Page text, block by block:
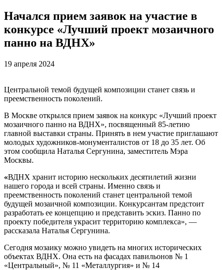
Начался прием заявок на участие в
конкурсе «Лучший проект мозаичного
панно на ВДНХ»
19 апреля 2024
Центральной темой будущей композиции станет связь и
преемственность поколений.
В Москве открылся прием заявок на конкурс «Лучший проект
мозаичного панно на ВДНХ», посвященный 85-летию
главной выставки страны. Принять в нем участие приглашают
молодых художников-монументалистов от 18 до 35 лет. Об
этом сообщила Наталья Сергунина, заместитель Мэра
Москвы.
«ВДНХ хранит историю нескольких десятилетий жизни
нашего города и всей страны. Именно связь и
преемственность поколений станет центральной темой
будущей мозаичной композиции. Конкурсантам предстоит
разработать ее концепцию и представить эскиз. Панно по
проекту победителя украсит территорию комплекса», —
рассказала Наталья Сергунина.
Сегодня мозаику можно увидеть на многих исторических
объектах ВДНХ. Она есть на фасадах павильонов № 1
«Центральный», № 11 «Металлургия» и № 14